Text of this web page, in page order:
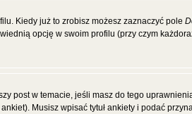
Kiedy już to zrobisz możesz zaznaczyć pole
opcję w swoim profilu (przy czym
post w temacie, jeśli masz do tego
Musisz wpisać tytuł ankiety i podać